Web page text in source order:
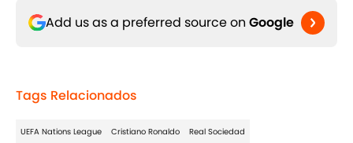
Add us as a preferred source on Google
Tags Relacionados
UEFA Nations League Cristiano Ronaldo Real Sociedad